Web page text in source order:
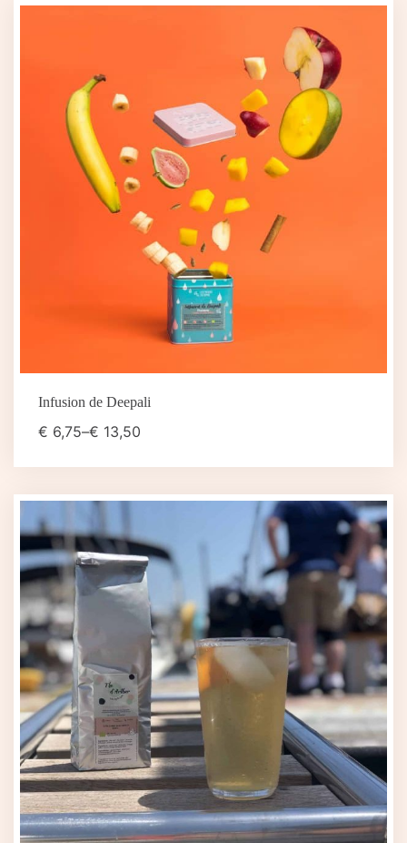
Infusion de Deepali
€ 6,75–€ 13,50